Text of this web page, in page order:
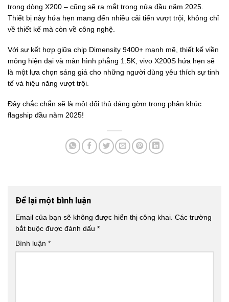
trong dòng X200 – cũng sẽ ra mắt trong nửa đầu năm 2025.
Thiết bị này hứa hẹn mang đến nhiều cải tiến vượt trội, không chỉ
về thiết kế mà còn về công nghệ.
Với sự kết hợp giữa chip Dimensity 9400+ mạnh mẽ, thiết kế viền
mỏng hiện đại và màn hình phẳng 1.5K, vivo X200S hứa hẹn sẽ
là một lựa chọn sáng giá cho những người dùng yêu thích sự tinh
tế và hiệu năng vượt trội.
Đây chắc chắn sẽ là một đối thủ đáng gờm trong phân khúc
flagship đầu năm 2025!
Để lại một bình luận
Email của bạn sẽ không được hiển thị công khai. Các trường
bắt buộc được đánh dấu *
Bình luận *